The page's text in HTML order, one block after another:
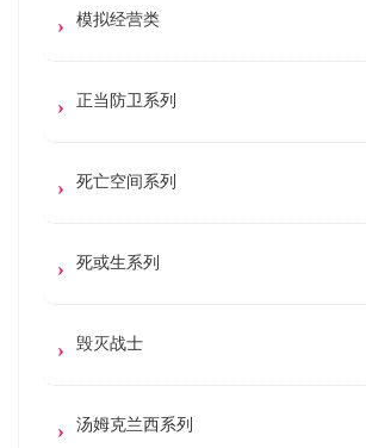
模拟经营类
正当防卫系列
死亡空间系列
死或生系列
毁灭战士
汤姆克兰西系列